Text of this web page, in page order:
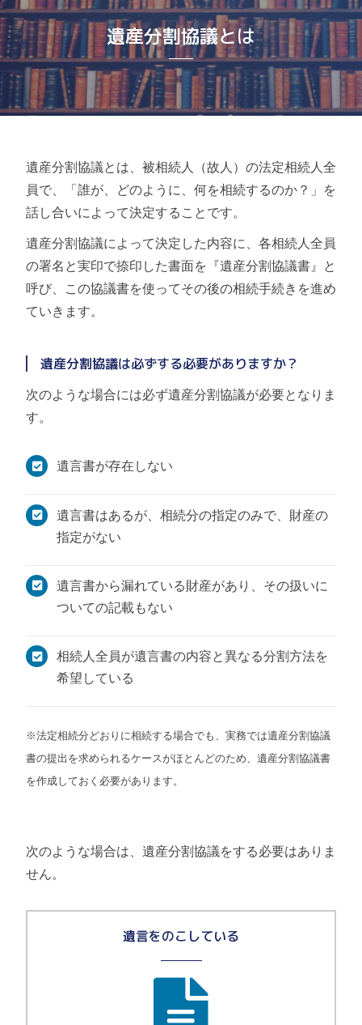
遺産分割協議とは
遺産分割協議とは、被相続人（故人）の法定相続人全
員で、「誰が、どのように、何を相続するのか？」を
話し合いによって決定することです。
遺産分割協議によって決定した内容に、各相続人全員
の署名と実印で捺印した書面を『遺産分割協議書』と
呼び、この協議書を使ってその後の相続手続きを進め
ていきます。
遺産分割協議は必ずする必要がありますか？
次のような場合には必ず遺産分割協議が必要となりま
す。
遺言書が存在しない
遺言書はあるが、相続分の指定のみで、財産の
指定がない
遺言書から漏れている財産があり、その扱いに
ついての記載もない
相続人全員が遺言書の内容と異なる分割方法を
希望している
※法定相続分どおりに相続する場合でも、実務では遺産分割協議
書の提出を求められるケースがほとんどのため、遺産分割協議書
を作成しておく必要があります。
次のような場合は、遺産分割協議をする必要はありま
せん。
遺言をのこしている